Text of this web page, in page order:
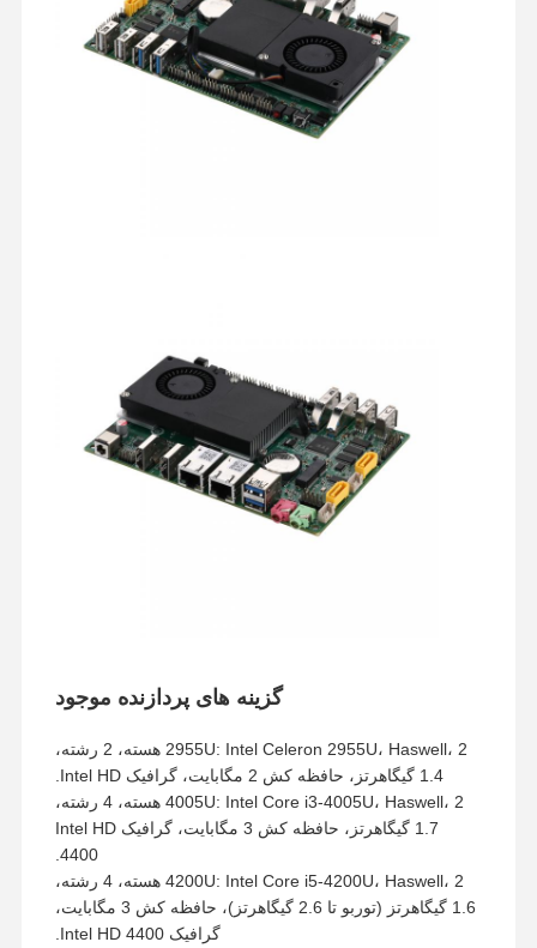
گزینه های پردازنده موجود
2955U: Intel Celeron 2955U، Haswell، 2 هسته، 2 رشته،
1.4 گیگاهرتز، حافظه کش 2 مگابایت، گرافیک Intel HD.
4005U: Intel Core i3-4005U، Haswell، 2 هسته، 4 رشته،
1.7 گیگاهرتز، حافظه کش 3 مگابایت، گرافیک Intel HD
4400.
4200U: Intel Core i5-4200U، Haswell، 2 هسته، 4 رشته،
1.6 گیگاهرتز (توربو تا 2.6 گیگاهرتز)، حافظه کش 3 مگابایت،
گرافیک Intel HD 4400.